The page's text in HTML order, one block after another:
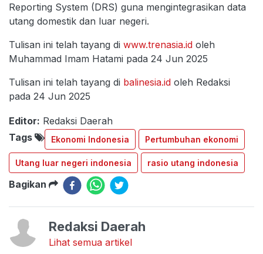
Reporting System (DRS) guna mengintegrasikan data
utang domestik dan luar negeri.
Tulisan ini telah tayang di www.trenasia.id oleh
Muhammad Imam Hatami pada 24 Jun 2025
Tulisan ini telah tayang di balinesia.id oleh Redaksi
pada 24 Jun 2025
Editor: Redaksi Daerah
Tags
Ekonomi Indonesia Pertumbuhan ekonomi
Utang luar negeri indonesia rasio utang indonesia
Bagikan
Redaksi Daerah
Lihat semua artikel